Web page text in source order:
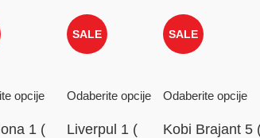
opcije
1 (
SALE
Odaberite opcije
Liverpul 1 (
SALE
Odaberite opcije
Kobi Brajant 5